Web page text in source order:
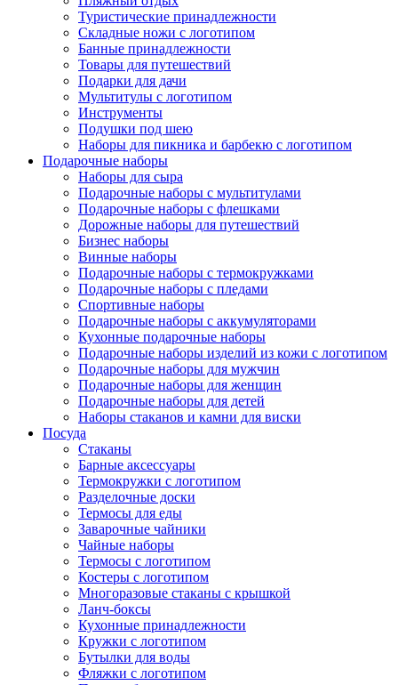
Туристические принадлежности
Складные ножи с логотипом
Банные принадлежности
Товары для путешествий
Подарки для дачи
Мультитулы с логотипом
Инструменты
Подушки под шею
Наборы для пикника и барбекю с логотипом
Подарочные наборы
Наборы для сыра
Подарочные наборы с мультитулами
Подарочные наборы с флешками
Дорожные наборы для путешествий
Бизнес наборы
Винные наборы
Подарочные наборы с термокружками
Подарочные наборы с пледами
Спортивные наборы
Подарочные наборы с аккумуляторами
Кухонные подарочные наборы
Подарочные наборы изделий из кожи с логотипом
Подарочные наборы для мужчин
Подарочные наборы для женщин
Подарочные наборы для детей
Наборы стаканов и камни для виски
Посуда
Стаканы
Барные аксессуары
Термокружки с логотипом
Разделочные доски
Термосы для еды
Заварочные чайники
Чайные наборы
Термосы с логотипом
Костеры с логотипом
Многоразовые стаканы с крышкой
Ланч-боксы
Кухонные принадлежности
Кружки с логотипом
Бутылки для воды
Фляжки с логотипом